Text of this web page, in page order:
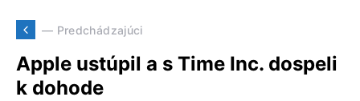
— Predchádzajúci
Apple ustúpil a s Time Inc. dospeli
k dohode